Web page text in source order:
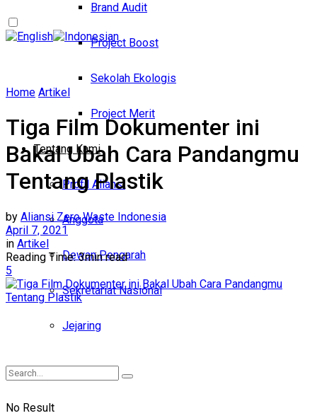
Brand Audit
Project Boost
Sekolah Ekologis
Project Merit
Tentang Kami
Profil Aliansi
Anggota
Dewan Pengarah
Sekretariat Nasional
Jejaring
No Result
Home Artikel
Tiga Film Dokumenter ini
Bakal Ubah Cara Pandangmu
Tentang Plastik
by Aliansi Zero Waste Indonesia
April 7, 2021
in Artikel
Reading Time: 3min read
5